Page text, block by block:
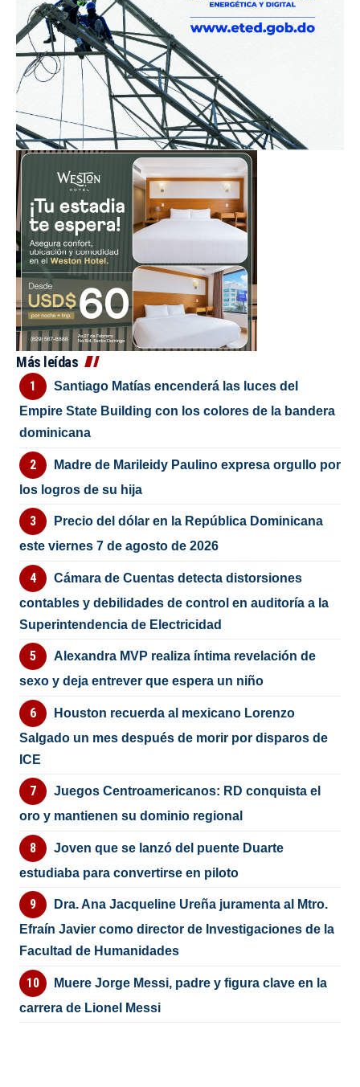
Más leídas
Santiago Matías encenderá las luces del
Empire State Building con los colores de la bandera
dominicana
Madre de Marileidy Paulino expresa orgullo por
los logros de su hija
Precio del dólar en la República Dominicana
este viernes 7 de agosto de 2026
Cámara de Cuentas detecta distorsiones
contables y debilidades de control en auditoría a la
Superintendencia de Electricidad
Alexandra MVP realiza íntima revelación de
sexo y deja entrever que espera un niño
Houston recuerda al mexicano Lorenzo
Salgado un mes después de morir por disparos de
ICE
Juegos Centroamericanos: RD conquista el
oro y mantienen su dominio regional
Joven que se lanzó del puente Duarte
estudiaba para convertirse en piloto
Dra. Ana Jacqueline Ureña juramenta al Mtro.
Efraín Javier como director de Investigaciones de la
Facultad de Humanidades
Muere Jorge Messi, padre y figura clave en la
carrera de Lionel Messi